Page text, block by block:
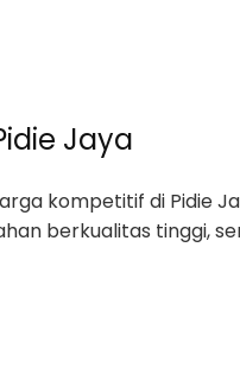
Jaya
kompetitif di Pidie
berkualitas tinggi,